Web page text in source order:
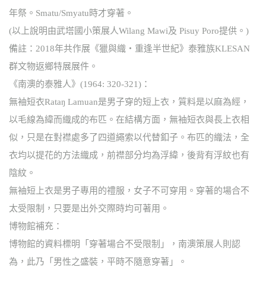
年祭。Smatu/Smyatu時才穿著。
(以上說明由武塔國小策展人Wilang Mawi及 Pisuy Poro提供。)
備註：2018年共作展《獵與織‧重逢半世紀》泰雅族KLESAN
群文物返鄉特展展件。
《南澳的泰雅人》(1964: 320-321)：
無袖短衣Rataŋ Lamuan是男子穿的短上衣，質料是以麻為經，
以毛線為緯而織成的布匹。在結構方面，無袖短衣與長上衣相
似，只是在對襟處多了四道繩索以代替釦子。布匹的織法，全
衣均以提花的方法織成，前襟部分均為浮緯，後背有浮紋也有
陰紋。
無袖短上衣是男子專用的禮服，女子不可穿用。穿著的場合不
太受限制，只要是出外交際時均可著用。
博物館補充：
博物館的資料標明「穿著場合不受限制」，南澳策展人則認
為，此乃「男性之盛裝，平時不隨意穿著」。